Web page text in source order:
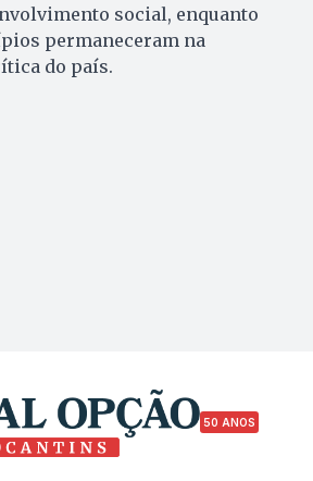
social, enquanto
permaneceram na
do país.
50 ANOS